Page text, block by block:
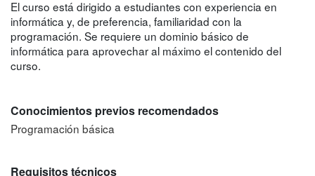
El curso está dirigido a estudiantes con experiencia en
informática y, de preferencia, familiaridad con la
programación. Se requiere un dominio básico de
informática para aprovechar al máximo el contenido del
curso.
Conocimientos previos recomendados
Programación básica
Requisitos técnicos